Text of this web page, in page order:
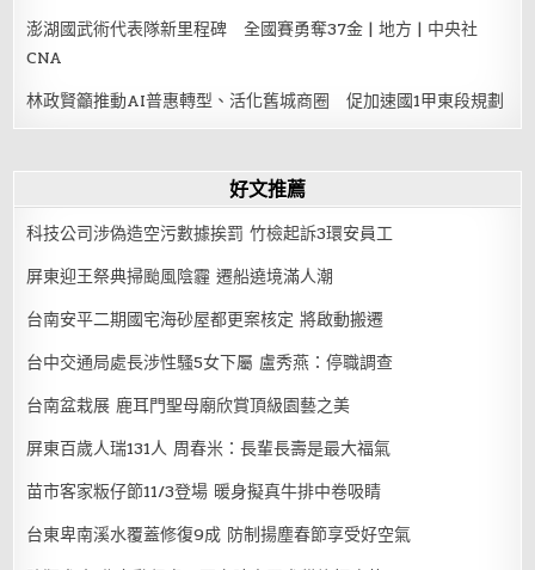
澎湖國武術代表隊新里程碑 全國賽勇奪37金 | 地方 | 中央社
CNA
林政賢籲推動AI普惠轉型、活化舊城商圈 促加速國1甲東段規劃
好文推薦
科技公司涉偽造空污數據挨罰 竹檢起訴3環安員工
屏東迎王祭典掃颱風陰霾 遷船遶境滿人潮
台南安平二期國宅海砂屋都更案核定 將啟動搬遷
台中交通局處長涉性騷5女下屬 盧秀燕：停職調查
台南盆栽展 鹿耳門聖母廟欣賞頂級園藝之美
屏東百歲人瑞131人 周春米：長輩長壽是最大福氣
苗市客家粄仔節11/3登場 暖身擬真牛排中卷吸睛
台東卑南溪水覆蓋修復9成 防制揚塵春節享受好空氣